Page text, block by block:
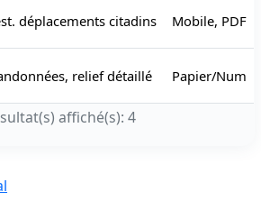
déplacements citadins Mobile, PDF
relief détaillé Papier/Num
affiché(s): 4